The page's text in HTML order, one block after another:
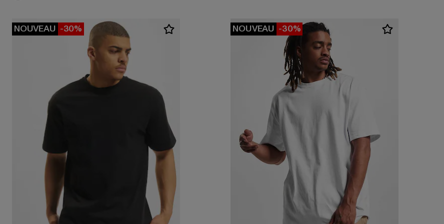
NOUVEAU -30% NOUVEAU -30%